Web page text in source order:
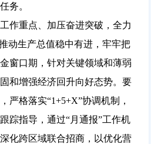
务。
作重点、加压奋进突破，全力
动生产总值稳中有进，牢牢把
窗口期，针对关键领域和薄弱
和增强经济回升向好态势。要
严格落实“1+5+X”协调机制，
踪指导，通过“月通报”工作机
化跨区域联合招商，以优化营